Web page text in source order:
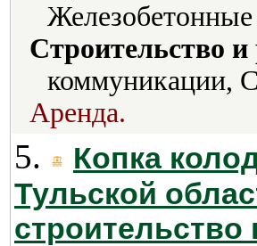
Строительство
коммуникации,
Аренда.
5.
Копка
Тульской